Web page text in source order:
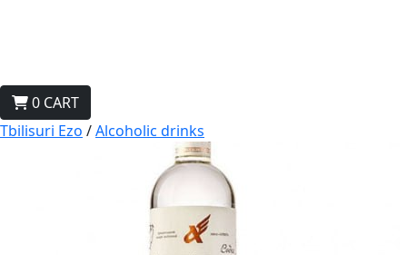
0 CART
Tbilisuri Ezo /Alcoholic drinks